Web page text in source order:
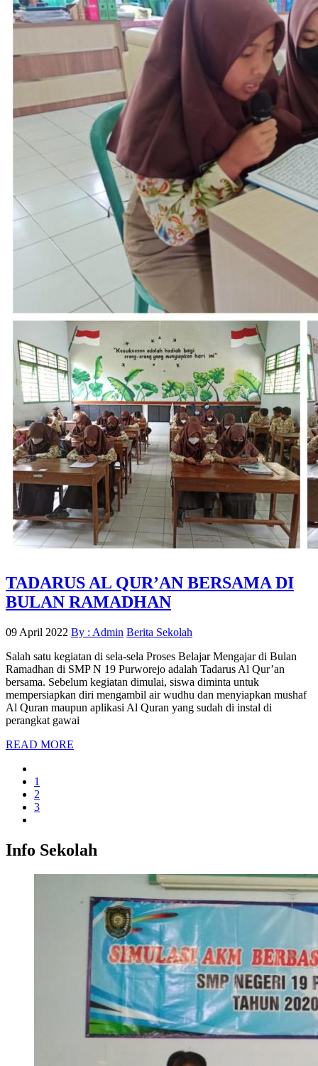
TADARUS AL QUR’AN BERSAMA DI
BULAN RAMADHAN
09 April 2022 By : Admin Berita Sekolah
Salah satu kegiatan di sela-sela Proses Belajar Mengajar di Bulan
Ramadhan di SMP N 19 Purworejo adalah Tadarus Al Qur’an
bersama. Sebelum kegiatan dimulai, siswa diminta untuk
mempersiapkan diri mengambil air wudhu dan menyiapkan mushaf
Al Quran maupun aplikasi Al Quran yang sudah di instal di
perangkat gawai
READ MORE
1
2
3
Info Sekolah